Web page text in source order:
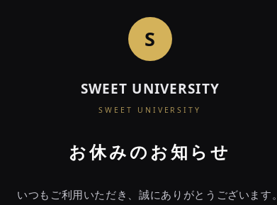
S
SWEET UNIVERSITY
SWEET UNIVERSITY
お休みのお知らせ
いつもご利用いただき、誠にありがとうございます。
SWEET
PREMIUM LOUNGE